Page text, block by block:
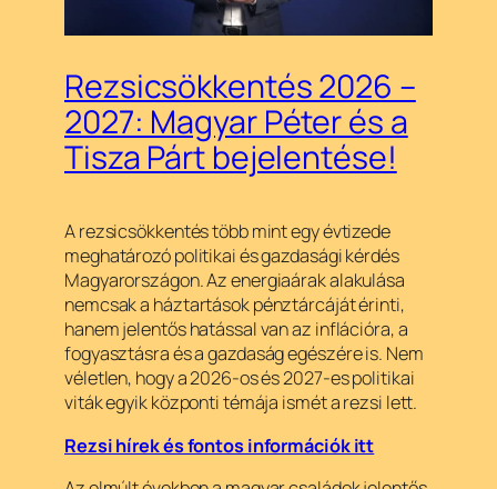
Rezsicsökkentés 2026 –
2027: Magyar Péter és a
Tisza Párt bejelentése!
A rezsicsökkentés több mint egy évtizede
meghatározó politikai és gazdasági kérdés
Magyarországon. Az energiaárak alakulása
nemcsak a háztartások pénztárcáját érinti,
hanem jelentős hatással van az inflációra, a
fogyasztásra és a gazdaság egészére is. Nem
véletlen, hogy a 2026-os és 2027-es politikai
viták egyik központi témája ismét a rezsi lett.
Rezsi hírek és fontos információk itt